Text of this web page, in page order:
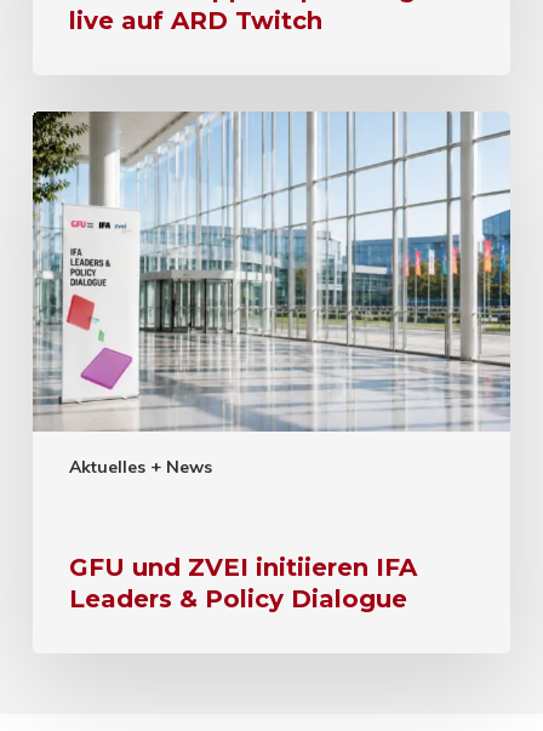
live auf ARD Twitch
Aktuelles + News
GFU und ZVEI initiieren IFA
Leaders & Policy Dialogue